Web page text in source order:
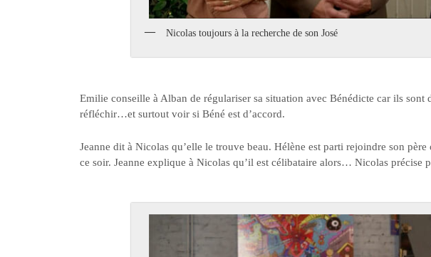
Nicolas toujours à la recherche de son José
Emilie conseille à Alban de régulariser sa situation avec Bénédicte car ils
réfléchir…et surtout voir si Béné est d’accord.
Jeanne dit à Nicolas qu’elle le trouve beau. Hélène est parti rejoindre son
ce soir. Jeanne explique à Nicolas qu’il est célibataire alors… Nicolas précise